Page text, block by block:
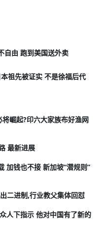
自由 跑到美国送外卖
祖先被证实 不是徐福后代
崛起?印六大家族布好渔网
最新进展
加钱也不接 新加坡“潜规则”
二进制,行业教父集体回怼
人下指示 他对中国有了新的